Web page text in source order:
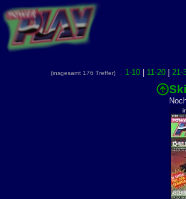
(insgesamt 176 Treffer) 1-10 11-20 21-